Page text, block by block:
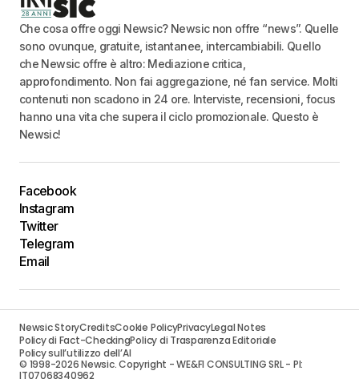
Che cosa offre oggi Newsic? Newsic non offre “news”. Quelle
sono ovunque, gratuite, istantanee, intercambiabili. Quello
che Newsic offre è altro: Mediazione critica,
approfondimento. Non fai aggregazione, né fan service. Molti
contenuti non scadono in 24 ore. Interviste, recensioni, focus
hanno una vita che supera il ciclo promozionale. Questo è
Newsic!
Facebook
Instagram
Twitter
Telegram
Email
Newsic StoryCreditsCookie PolicyPrivacyLegal Notes
Policy di Fact-CheckingPolicy di Trasparenza Editoriale
Policy sull’utilizzo dell’AI
© 1998-2026 Newsic. Copyright - WE&FI CONSULTING SRL - PI:
IT07068340962